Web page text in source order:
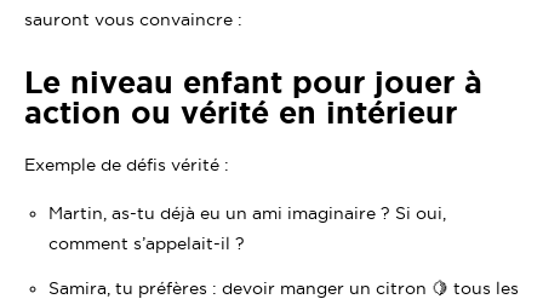
sauront vous convaincre :
Le niveau enfant pour jouer à
action ou vérité en intérieur
Exemple de défis vérité :
Martin, as-tu déjà eu un ami imaginaire ? Si oui,
comment s’appelait-il ?
Samira, tu préfères : devoir manger un citron 🍋 tous les